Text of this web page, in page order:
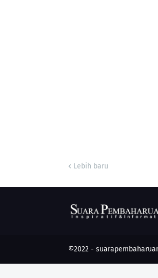
Lebih baru
©2022 -